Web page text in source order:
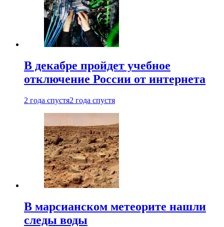
В декабре пройдет учебное
отключение России от интернета
2 года спустя2 года спустя
В марсианском метеорите нашли
следы воды